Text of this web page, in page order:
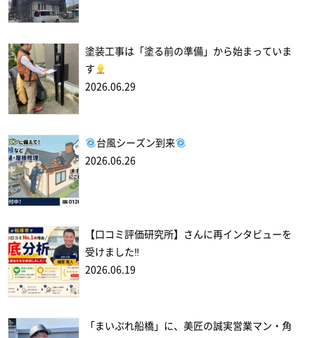
塗装工事は「塗る前の準備」から始まっていま
す
2026.06.29
台風シーズン到来
2026.06.26
【口コミ評価研究所】さんに再インタビューを
受けました‼
2026.06.19
「まいぷれ船橋」に、美匠の誠実営業マン・角